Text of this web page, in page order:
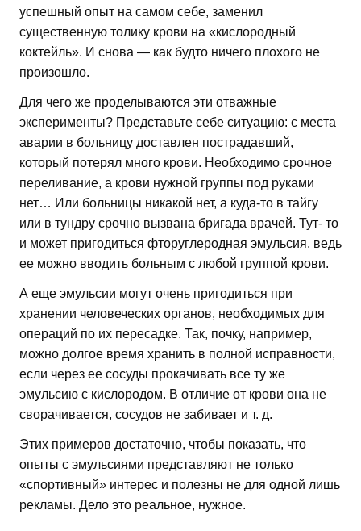
успешный опыт на самом себе, заменил
существенную толику крови на «кислородный
коктейль». И снова — как будто ничего плохого не
произошло.
Для чего же проделываются эти отважные
эксперименты? Представьте себе ситуацию: с места
аварии в больницу доставлен пострадавший,
который потерял много крови. Необходимо срочное
переливание, а крови нужной группы под руками
нет… Или больницы никакой нет, а куда-то в тайгу
или в тундру срочно вызвана бригада врачей. Тут- то
и может пригодиться фторуглеродная эмульсия, ведь
ее можно вводить больным с любой группой крови.
А еще эмульсии могут очень пригодиться при
хранении человеческих органов, необходимых для
операций по их пересадке. Так, почку, например,
можно долгое время хранить в полной исправности,
если через ее сосуды прокачивать все ту же
эмульсию с кислородом. В отличие от крови она не
сворачивается, сосудов не забивает и т. д.
Этих примеров достаточно, чтобы показать, что
опыты с эмульсиями представляют не только
«спортивный» интерес и полезны не для одной лишь
рекламы. Дело это реальное, нужное.